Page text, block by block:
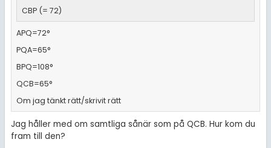
CBP (= 72)
APQ=72°
PQA=65°
BPQ=108°
QCB=65°
Om jag tänkt rätt/skrivit rätt
Jag håller med om samtliga sånär som på QCB. Hur kom du
fram till den?